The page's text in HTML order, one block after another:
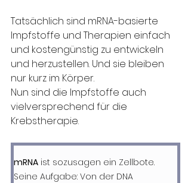
Tatsächlich sind mRNA-basierte
Impfstoffe und Therapien einfach
und kostengünstig zu entwickeln
und herzustellen. Und sie bleiben
nur kurz im Körper.
Nun sind die Impfstoffe auch
vielversprechend für die
Krebstherapie.
mRNA ist sozusagen ein Zellbote.
Seine Aufgabe: Von der DNA